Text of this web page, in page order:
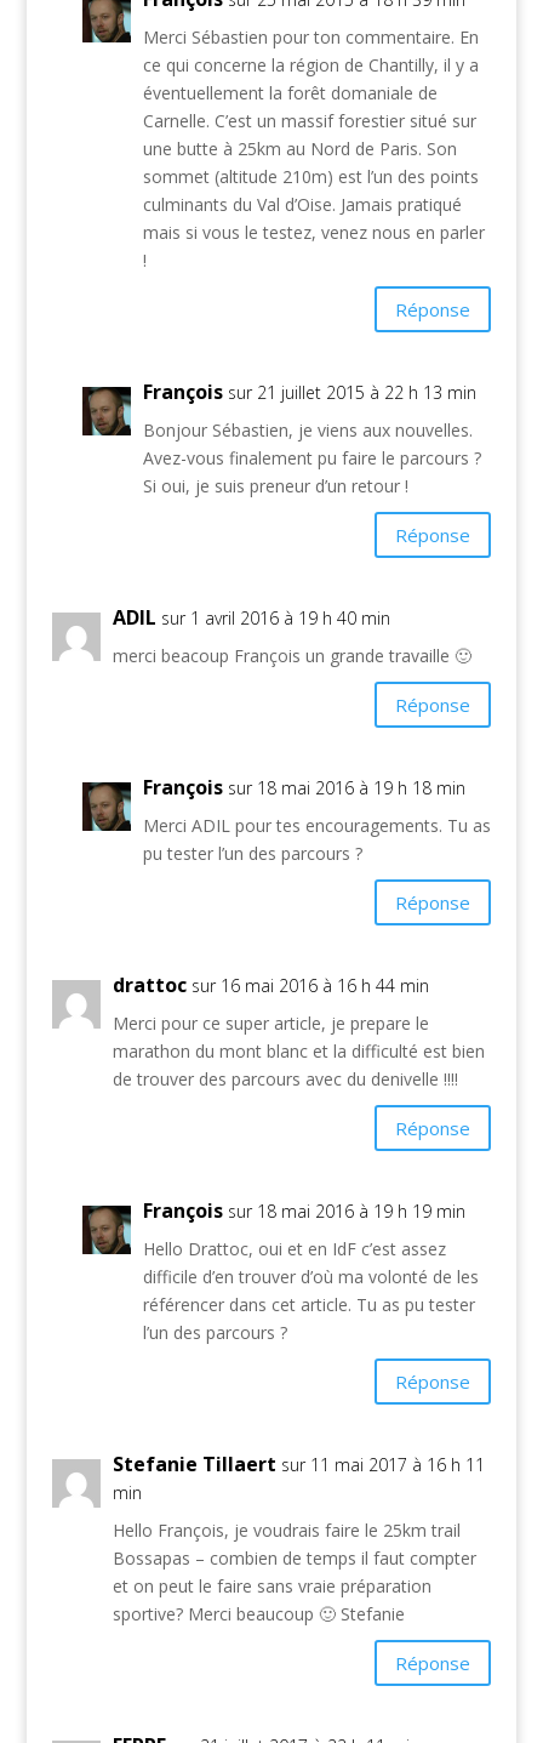
Merci Sébastien pour ton commentaire. En
ce qui concerne la région de Chantilly, il y a
éventuellement la forêt domaniale de
Carnelle. C’est un massif forestier situé sur
une butte à 25km au Nord de Paris. Son
sommet (altitude 210m) est l’un des points
culminants du Val d’Oise. Jamais pratiqué
mais si vous le testez, venez nous en parler
!
Réponse
François sur 21 juillet 2015 à 22 h 13 min
Bonjour Sébastien, je viens aux nouvelles.
Avez-vous finalement pu faire le parcours ?
Si oui, je suis preneur d’un retour !
Réponse
ADIL sur 1 avril 2016 à 19 h 40 min
merci beacoup François un grande travaille 🙂
Réponse
François sur 18 mai 2016 à 19 h 18 min
Merci ADIL pour tes encouragements. Tu as
pu tester l’un des parcours ?
Réponse
drattoc sur 16 mai 2016 à 16 h 44 min
Merci pour ce super article, je prepare le
marathon du mont blanc et la difficulté est bien
de trouver des parcours avec du denivelle !!!!
Réponse
François sur 18 mai 2016 à 19 h 19 min
Hello Drattoc, oui et en IdF c’est assez
difficile d’en trouver d’où ma volonté de les
référencer dans cet article. Tu as pu tester
l’un des parcours ?
Réponse
Stefanie Tillaert sur 11 mai 2017 à 16 h 11
min
Hello François, je voudrais faire le 25km trail
Bossapas – combien de temps il faut compter
et on peut le faire sans vraie préparation
sportive? Merci beaucoup 🙂 Stefanie
Réponse